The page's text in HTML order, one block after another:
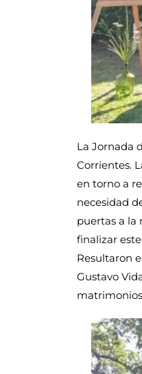
La Jornada
Corrientes.
en torno a
necesidad
puertas a la
finalizar
Resultaron
Gustavo